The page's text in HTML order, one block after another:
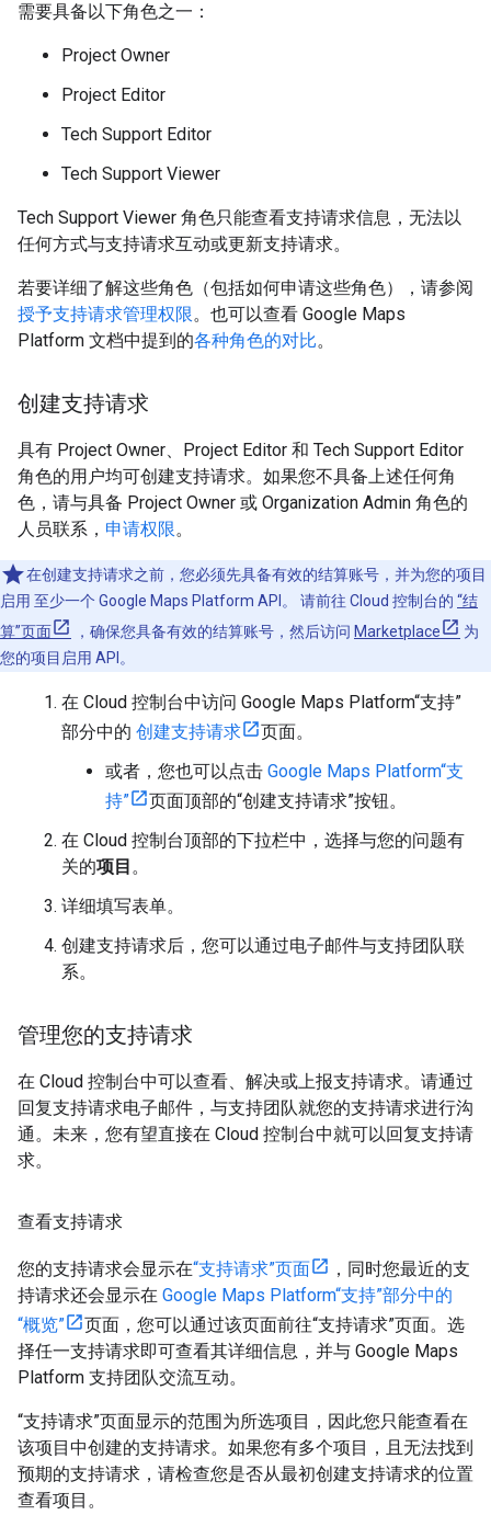
需要具备以下角色之一：
Project Owner
Project Editor
Tech Support Editor
Tech Support Viewer
Tech Support Viewer 角色只能查看支持请求信息，无法以
任何方式与支持请求互动或更新支持请求。
若要详细了解这些角色（包括如何申请这些角色），请参阅
授予支持请求管理权限。也可以查看 Google Maps
Platform 文档中提到的各种角色的对比。
创建支持请求
具有 Project Owner、Project Editor 和 Tech Support Editor
角色的用户均可创建支持请求。如果您不具备上述任何角
色，请与具备 Project Owner 或 Organization Admin 角色的
人员联系， 申请权限。
在创建支持请求之前，您必须先具备有效的结算账号，并为您的项目
启用 至少一个 Google Maps Platform API。 请前往 Cloud 控制台的 “结
算”页面
，确保您具备有效的结算账号，然后访问 Marketplace
为
您的项目启用 API。
在 Cloud 控制台中访问 Google Maps Platform“支持”
部分中的 创建支持请求
页面。
或者，您也可以点击 Google Maps Platform“支
持”
页面顶部的“创建支持请求”按钮。
在 Cloud 控制台顶部的下拉栏中，选择与您的问题有
关的项目 。
详细填写表单。
创建支持请求后，您可以通过电子邮件与支持团队联
系。
管理您的支持请求
在 Cloud 控制台中可以查看、解决或上报支持请求。请通过
回复支持请求电子邮件，与支持团队就您的支持请求进行沟
通。未来，您有望直接在 Cloud 控制台中就可以回复支持请
求。
查看支持请求
您的支持请求会显示在“支持请求”页面
，同时您最近的支
持请求还会显示在 Google Maps Platform“支持”部分中的
“概览”
页面，您可以通过该页面前往“支持请求”页面。选
择任一支持请求即可查看其详细信息，并与 Google Maps
Platform 支持团队交流互动。
“支持请求”页面显示的范围为所选项目，因此您只能查看在
该项目中创建的支持请求。如果您有多个项目，且无法找到
预期的支持请求，请检查您是否从最初创建支持请求的位置
查看项目。